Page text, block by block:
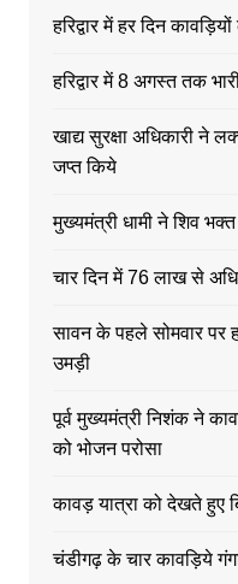
हरिद्वार में हर दिन
हरिद्वार में 8 अगस्त तक
खाद्य सुरक्षा अधिकारी ने
जप्त किये
मुख्यमंत्री धामी ने शिव भक्त
चार दिन में 76 लाख से
सावन के पहले सोमवार पर
उमड़ी
पूर्व मुख्यमंत्री निशंक ने
को भोजन परोसा
कावड़ यात्रा को देखते हुए
चंडीगढ़ के चार कावड़िये